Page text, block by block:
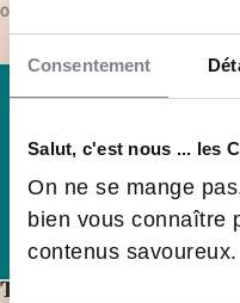
Consentement
Salut, c'est nous ... les
On ne se mange
bien vous connaître
contenus
01:28
Top 6 des concours